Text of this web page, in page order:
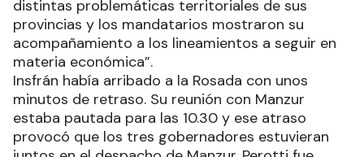
distintas problemáticas territoriales de sus
provincias y los mandatarios mostraron su
acompañamiento a los lineamientos a seguir en
materia económica”.
Insfrán había arribado a la Rosada con unos
minutos de retraso. Su reunión con Manzur
estaba pautada para las 10.30 y ese atraso
provocó que los tres gobernadores estuvieran